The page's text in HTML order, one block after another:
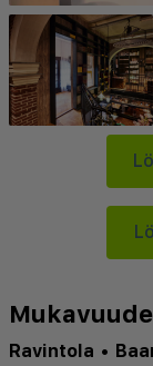
Ravintola •